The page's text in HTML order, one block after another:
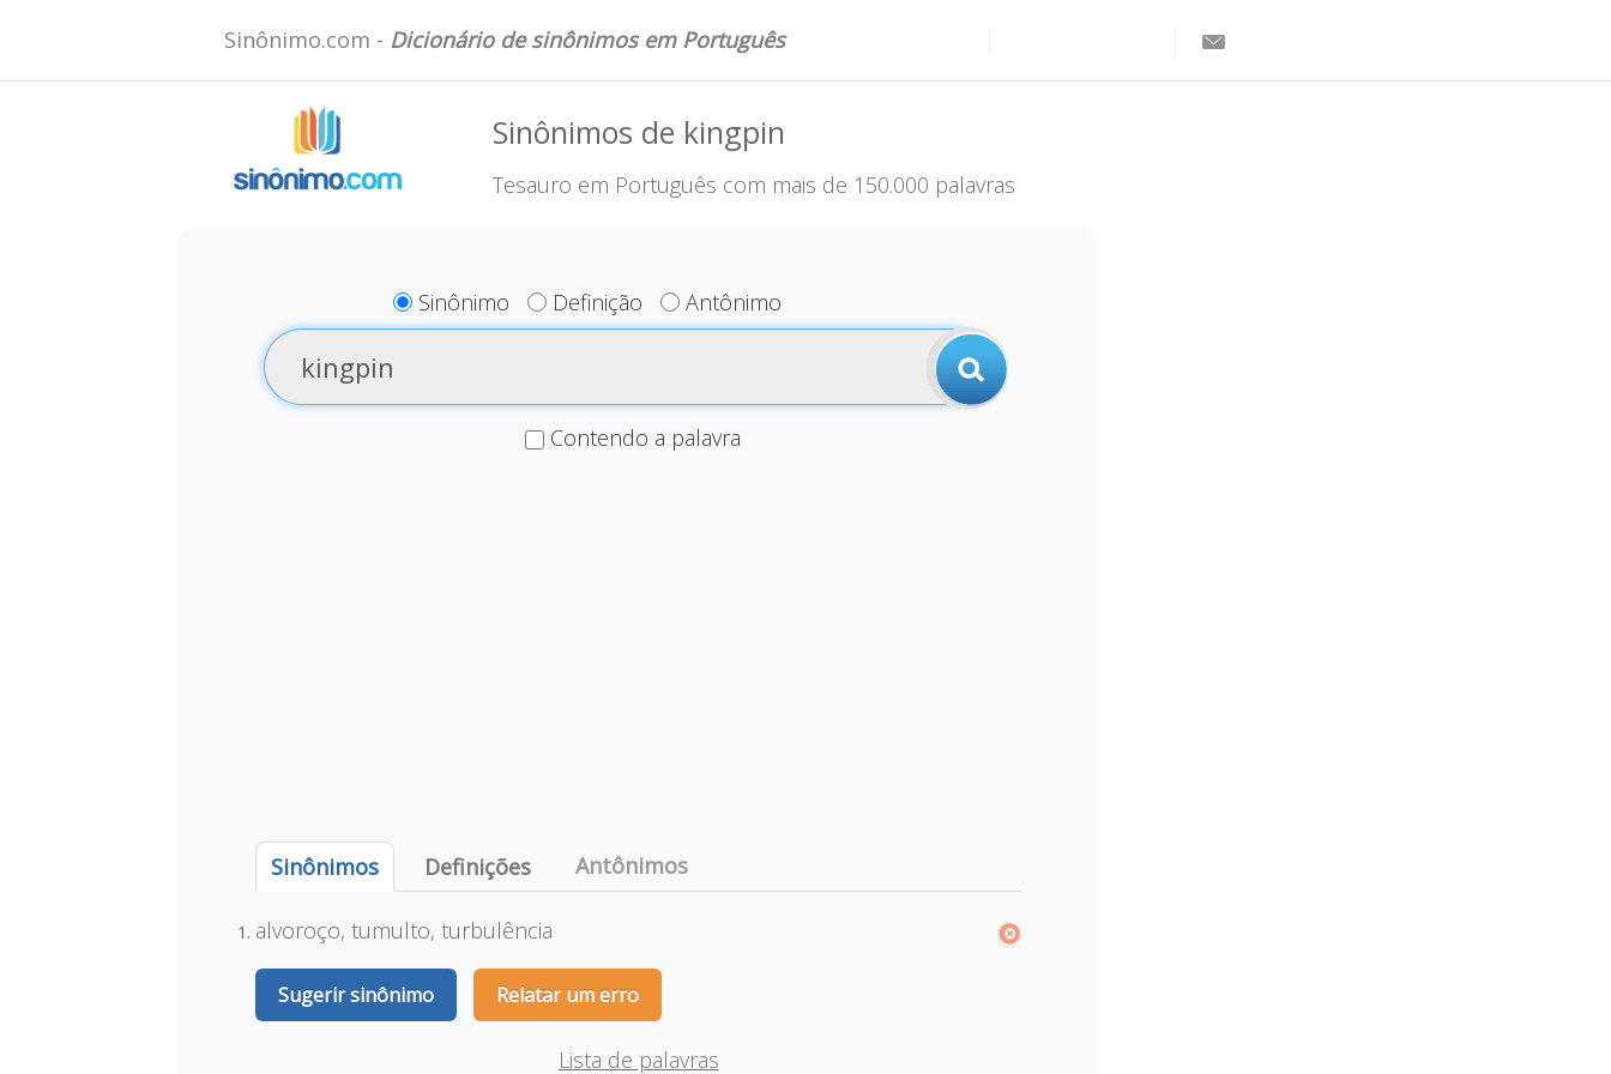
Sinônimo.com - Dicionário de sinônimos em Português
Sinônimos de kingpin
Tesauro em Português com mais de 150.000 palavras
Sinônimo Definição Antônimo
Contendo a palavra
Sinônimos Definições Antônimos
alvoroço, tumulto, turbulência
Sugerir sinônimo Relatar um erro
Lista de palavras